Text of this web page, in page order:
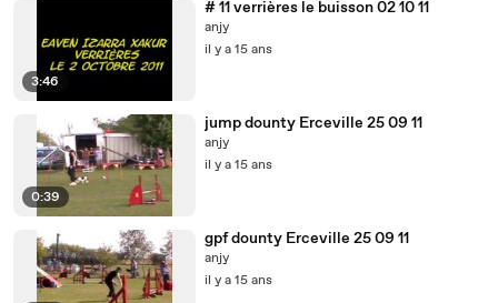
3:46
# 11 verrières le buisson 02 10 11
anjy
il y a 15 ans
0:39
jump dounty Erceville 25 09 11
anjy
il y a 15 ans
gpf dounty Erceville 25 09 11
anjy
il y a 15 ans